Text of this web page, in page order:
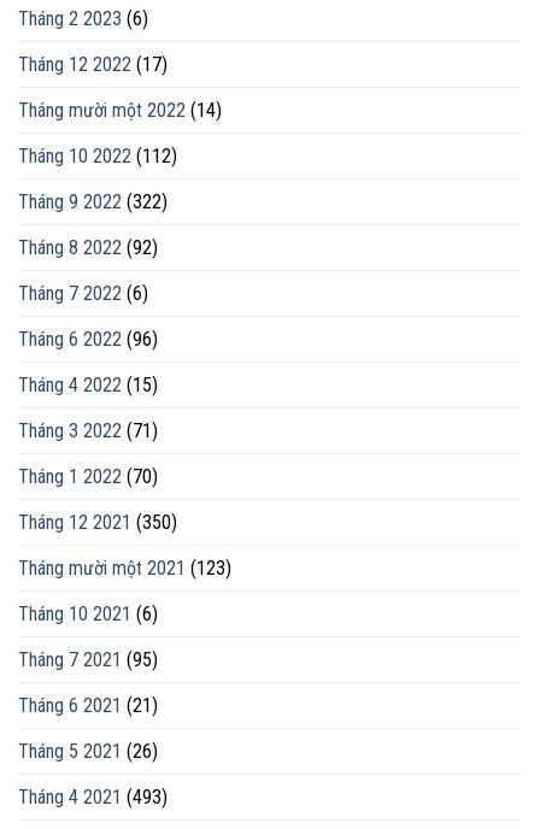
Tháng 2 2023 (6)
Tháng 12 2022 (17)
Tháng mười một 2022 (14)
Tháng 10 2022 (112)
Tháng 9 2022 (322)
Tháng 8 2022 (92)
Tháng 7 2022 (6)
Tháng 6 2022 (96)
Tháng 4 2022 (15)
Tháng 3 2022 (71)
Tháng 1 2022 (70)
Tháng 12 2021 (350)
Tháng mười một 2021 (123)
Tháng 10 2021 (6)
Tháng 7 2021 (95)
Tháng 6 2021 (21)
Tháng 5 2021 (26)
Tháng 4 2021 (493)